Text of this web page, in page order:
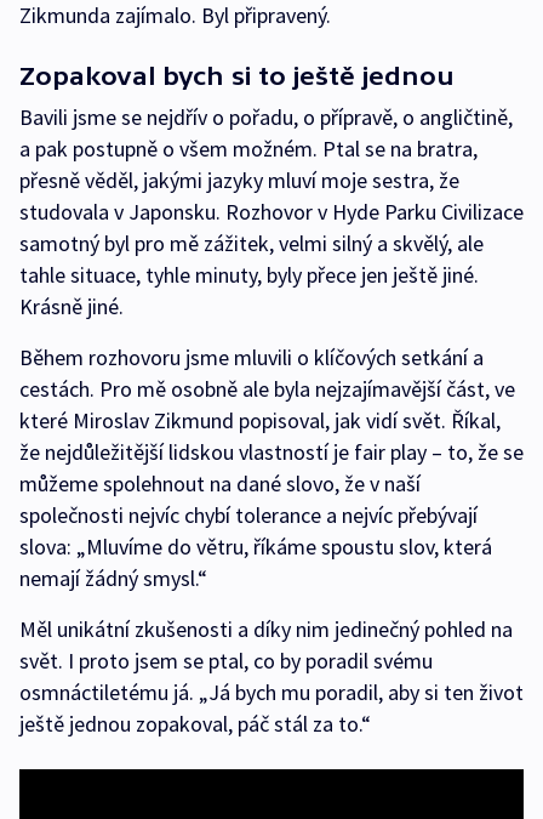
Zikmunda zajímalo. Byl připravený.
Zopakoval bych si to ještě jednou
Bavili jsme se nejdřív o pořadu, o přípravě, o angličtině,
a pak postupně o všem možném. Ptal se na bratra,
přesně věděl, jakými jazyky mluví moje sestra, že
studovala v Japonsku. Rozhovor v Hyde Parku Civilizace
samotný byl pro mě zážitek, velmi silný a skvělý, ale
tahle situace, tyhle minuty, byly přece jen ještě jiné.
Krásně jiné.
Během rozhovoru jsme mluvili o klíčových setkání a
cestách. Pro mě osobně ale byla nejzajímavější část, ve
které Miroslav Zikmund popisoval, jak vidí svět. Říkal,
že nejdůležitější lidskou vlastností je fair play – to, že se
můžeme spolehnout na dané slovo, že v naší
společnosti nejvíc chybí tolerance a nejvíc přebývají
slova: „Mluvíme do větru, říkáme spoustu slov, která
nemají žádný smysl.“
Měl unikátní zkušenosti a díky nim jedinečný pohled na
svět. I proto jsem se ptal, co by poradil svému
osmnáctiletému já. „Já bych mu poradil, aby si ten život
ještě jednou zopakoval, páč stál za to.“